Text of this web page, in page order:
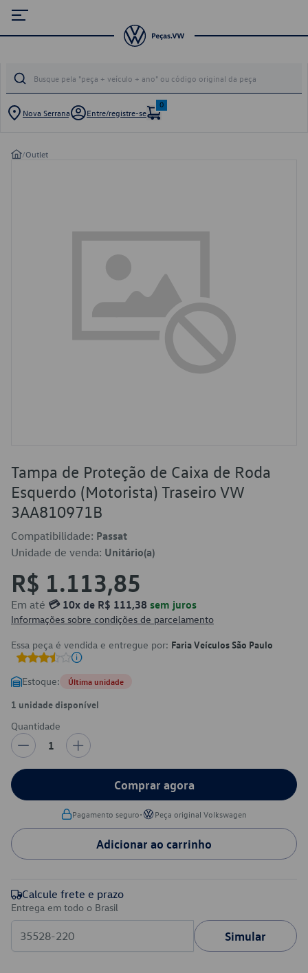
Nova Serrana Entre/registre-se
0
/Outlet
Tampa de Proteção de Caixa de Roda
Esquerdo (Motorista) Traseiro VW
3AA810971B
Compatibilidade: Passat
Unidade de venda: Unitário(a)
R$ 1.113,85
Em até 💳 10x de R$ 111,38 sem juros
Informações sobre condições de parcelamento
Essa peça é vendida e entregue por: Faria Veículos São Paulo
Estoque: Última unidade
1 unidade disponível
Quantidade
1
Comprar agora
Pagamento seguro• Peça original Volkswagen
Adicionar ao carrinho
Calcule frete e prazo
Entrega em todo o Brasil
Simular